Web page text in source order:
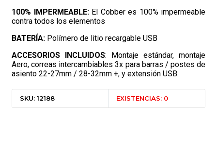
100% IMPERMEABLE:El Cobber es 100% impermeable
contra todos los elementos
BATERÍA: Polímero de litio recargable USB
ACCESORIOS INCLUIDOS: Montaje estándar, montaje
Aero, correas intercambiables 3x para barras / postes de
asiento 22-27mm / 28-32mm +, y extensión USB.
SKU: 12188 EXISTENCIAS: 0